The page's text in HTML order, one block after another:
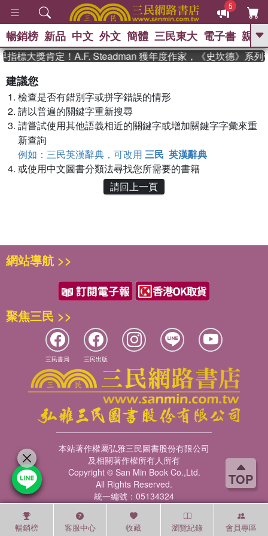
TOP
5
GO
推薦 、 國際布克獎 臺灣漫遊錄
念華
孩：黎曼猜想 、 偉大的迷走神經
暢銷榜 新品 中文 外文 簡體 三民東大 電子書 親子
指標大獎肯定！A.F. Steadman 獲年度作家，《史坎德》系列
建議您
檢查是否有錯別字或拼字錯誤的情形
請以普遍的關鍵字重新搜尋
請嘗試使用其他語義相近的關鍵字或增加關鍵字字彙來重
新查詢
例如：三民英漢辭典，可改用 三民 英漢辭典
或使用中文圖書分類法尋找您所需要的書籍
請回上一頁
暢銷榜 客服中心 收藏 瀏覽紀錄 會員專區
網站導航 >>
聚焦三民 >>
三民書局 三民出版
本站著作權屬弘雅三民圖書股份有限公司
及相關著作權所有人所有
Copyright © San Min Book Co.,Ltd.
All Rights Reserved.
統一編號：05134324